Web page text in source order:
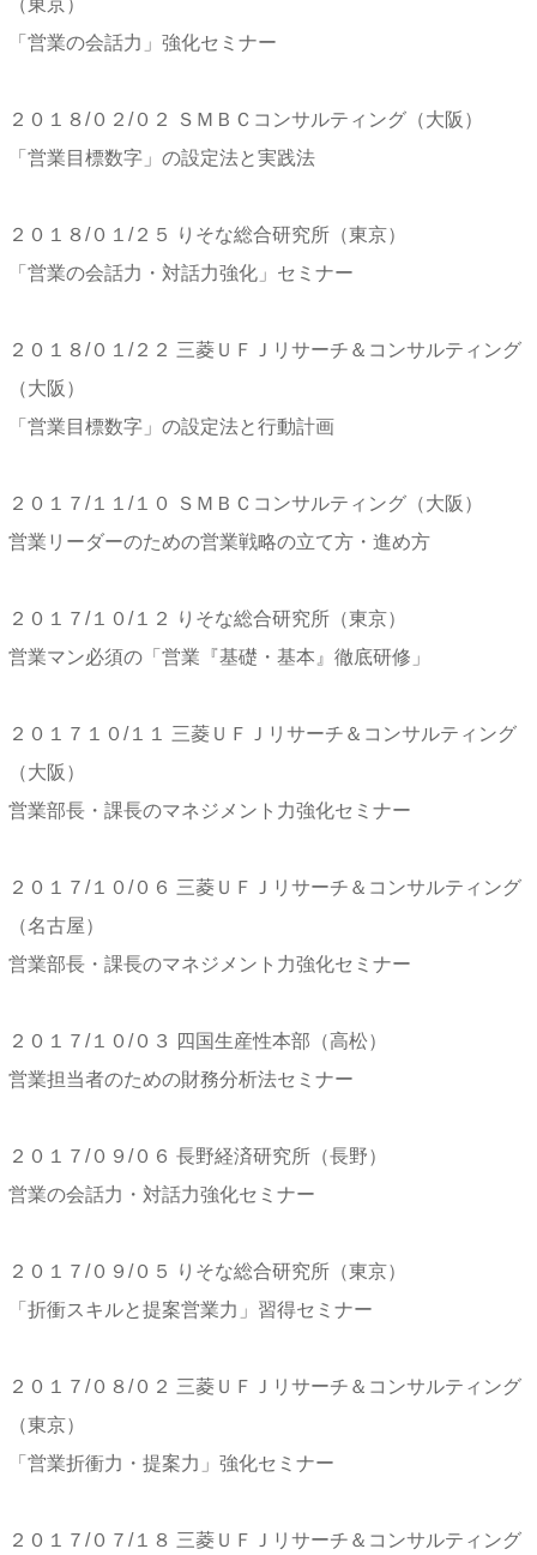
（東京）
「営業の会話力」強化セミナー
２０１８/０２/０２ ＳＭＢＣコンサルティング（大阪）
「営業目標数字」の設定法と実践法
２０１８/０１/２５ りそな総合研究所（東京）
「営業の会話力・対話力強化」セミナー
２０１８/０１/２２ 三菱ＵＦＪリサーチ＆コンサルティング
（大阪）
「営業目標数字」の設定法と行動計画
２０１７/１１/１０ ＳＭＢＣコンサルティング（大阪）
営業リーダーのための営業戦略の立て方・進め方
２０１７/１０/１２ りそな総合研究所（東京）
営業マン必須の「営業『基礎・基本』徹底研修」
２０１７１０/１１ 三菱ＵＦＪリサーチ＆コンサルティング
（大阪）
営業部長・課長のマネジメント力強化セミナー
２０１７/１０/０６ 三菱ＵＦＪリサーチ＆コンサルティング
（名古屋）
営業部長・課長のマネジメント力強化セミナー
２０１７/１０/０３ 四国生産性本部（高松）
営業担当者のための財務分析法セミナー
２０１７/０９/０６ 長野経済研究所（長野）
営業の会話力・対話力強化セミナー
２０１７/０９/０５ りそな総合研究所（東京）
「折衝スキルと提案営業力」習得セミナー
２０１７/０８/０２ 三菱ＵＦＪリサーチ＆コンサルティング
（東京）
「営業折衝力・提案力」強化セミナー
２０１７/０７/１８ 三菱ＵＦＪリサーチ＆コンサルティング